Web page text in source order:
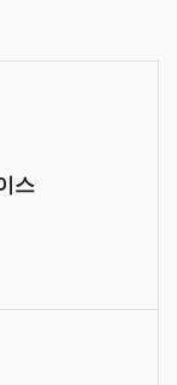
스